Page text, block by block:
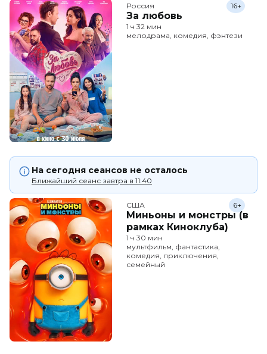
Россия
За любовь
16+
1 ч 32 мин
мелодрама, комедия, фэнтези
На сегодня сеансов не осталось
Ближайший сеанс завтра в 11:40
США
Миньоны и монстры (в
рамках Киноклуба)
6+
1 ч 30 мин
мультфильм, фантастика,
комедия, приключения,
семейный